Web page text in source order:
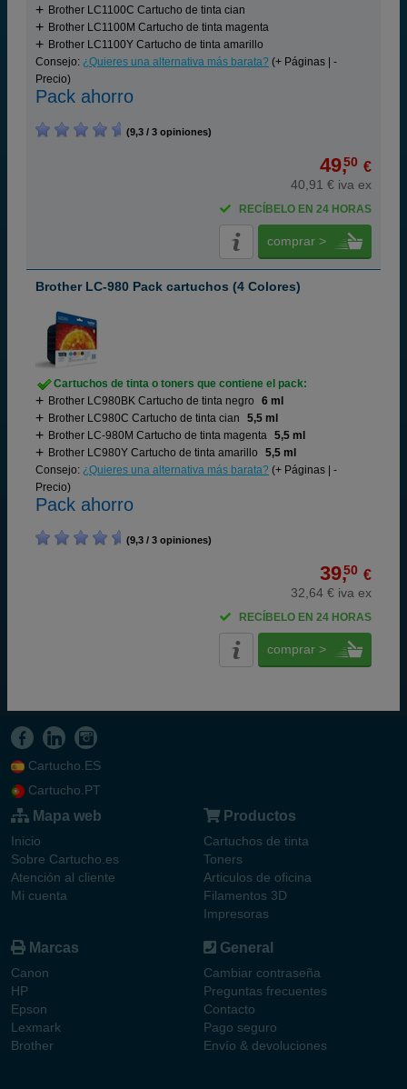
Brother LC1100C Cartucho de tinta cian
Brother LC1100M Cartucho de tinta magenta
Brother LC1100Y Cartucho de tinta amarillo
Consejo: ¿Quieres una alternativa más barata? (+ Páginas | -
Precio)
Pack ahorro
(9,3 / 3 opiniones)
49,50 €
40,91 € iva ex
RECÍBELO EN 24 HORAS
comprar >
Brother LC-980 Pack cartuchos (4 Colores)
Cartuchos de tinta o toners que contiene el pack:
Brother LC980BK Cartucho de tinta negro
6 ml
Brother LC980C Cartucho de tinta cian
5,5 ml
Brother LC-980M Cartucho de tinta magenta 5,5 ml
Brother LC980Y Cartucho de tinta amarillo
5,5 ml
Consejo: ¿Quieres una alternativa más barata? (+ Páginas | -
Precio)
Pack ahorro
(9,3 / 3 opiniones)
39,50 €
32,64 € iva ex
RECÍBELO EN 24 HORAS
comprar >
Cartucho.ES
Cartucho.PT
Mapa web
Inicio
Sobre Cartucho.es
Atención al cliente
Mi cuenta
Productos
Cartuchos de tinta
Toners
Articulos de oficina
Filamentos 3D
Impresoras
Marcas
Canon
HP
Epson
Lexmark
Brother
General
Cambiar contraseña
Preguntas frecuentes
Contacto
Pago seguro
Envío & devoluciones